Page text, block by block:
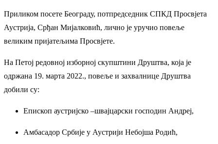
Приликом посете Београду, потпредседник СПКД Просвјета
Аустрија, Срђан Мијалковић, лично је уручио повеље
великим пријатељима Просвјете.
На Петој редовној изборној скупштини Друштва, која је
одржана 19. марта 2022., повеље и захвалнице Друштва
добили су:
Епископ аустријско –швајцарски господин Андреј,
Амбасадор Србије у Аустрији Небојша Родић,